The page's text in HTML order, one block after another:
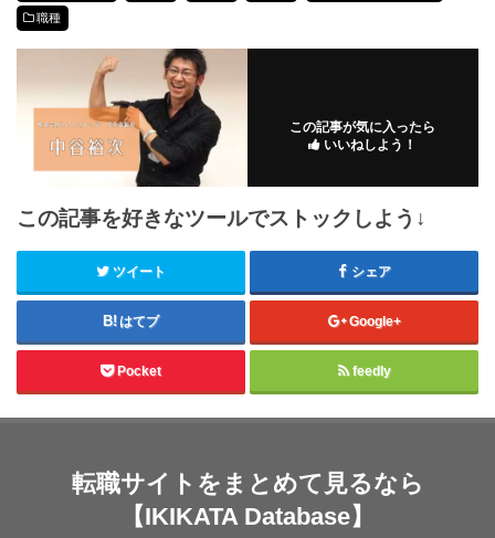
職種
この記事が気に入ったら
いいねしよう！
この記事を好きなツールでストックしよう↓
ツイート シェア
はてブ Google+
Pocket feedly
転職サイトをまとめて見るなら
【IKIKATA Database】